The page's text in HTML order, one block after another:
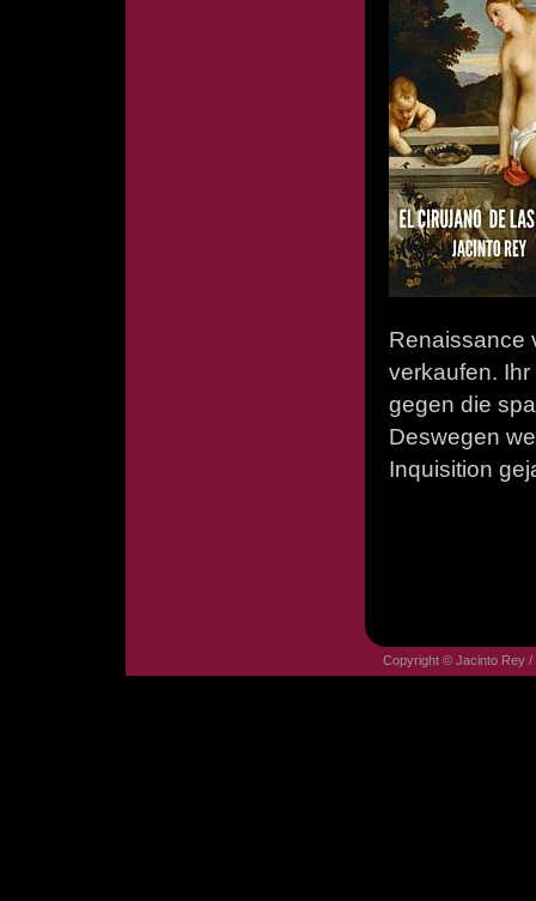
Renaissance
verkaufen.
gegen die
Deswegen
Inquisition
Copyright © Jacinto Rey